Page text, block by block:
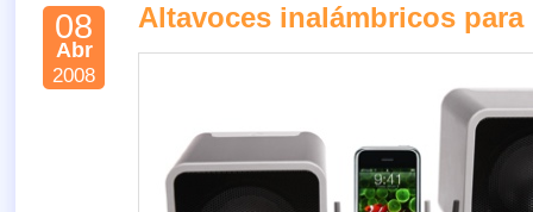
Altavoces inalámbricos
08
Abr
2008